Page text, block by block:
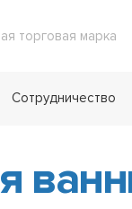
торговая марка
Сотрудничество